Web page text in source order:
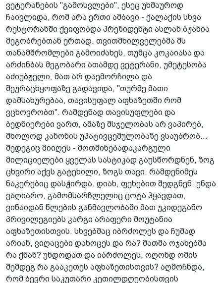
ვეტერანების "გამოსვლები", ესეც უხმაუროდ
ჩაივლიდა, რომ არა ერთი ამბავი - ქალაქის სხვა
რესტორანში ქეიფობდა პრეზიდენტი ასლან ბჟანია
მეგობრებთან ერთად. თვითმხილველებმა შს
თანამშრომლები გამოიძახეს, თუმცა კოკაიასა და
არძინბას მეგობარი ათამდე ვეტერანი, უმეტესობა
აძიუბჟელი, მათ არ დაემორჩილა და
შეურაცხყოფაზე გადავიდა, "თურმე მათი
დამსახურებაა, თავისუფალ აფხაზეთში რომ
ვცხოვრობთ". რამდენად თავისუფლები და
ბედნიერები ვართ, ამაზე მსჯელობას არ ვაპირებ,
მხოლოდ კანონის უპატივცემულობაზე ვსაუბრობ...
შედეგიც მიიღეს - მოთმინებადაკარგული
მილიციელები ყველას სასტიკად გაუსწორდნენ, ზოგ
ცხვირი აქვს გატეხილი, ზოგს თავი. რამდენიმეს
ნაკერებიც დასჭირდა. დიახ, ფეხებით შედგნენ. უნდა
ვაღიარო, გამომსარჩლელიც ცოტა ჰყავდათ,
ვინაიდან წლების განმავლობაში მათ უკიდეგანო
პრივილეგიებს კარგი არაფერი მოუტანია
აფხაზეთისთვის. სხვებმაც იბრძოლეს და ჩუმად
არიან, ვიღაცები დახოცეს და რა? მათმა ოჯახებმა
რა ქნან? უნდოდათ და იბრძოლეს, ოღონდ ომის
შემდეგ რა გააკეთეს აფხაზეთისთვის? აღმოჩნდა,
რომ ბევრი საკუთარი კეთილდღეობისთვის